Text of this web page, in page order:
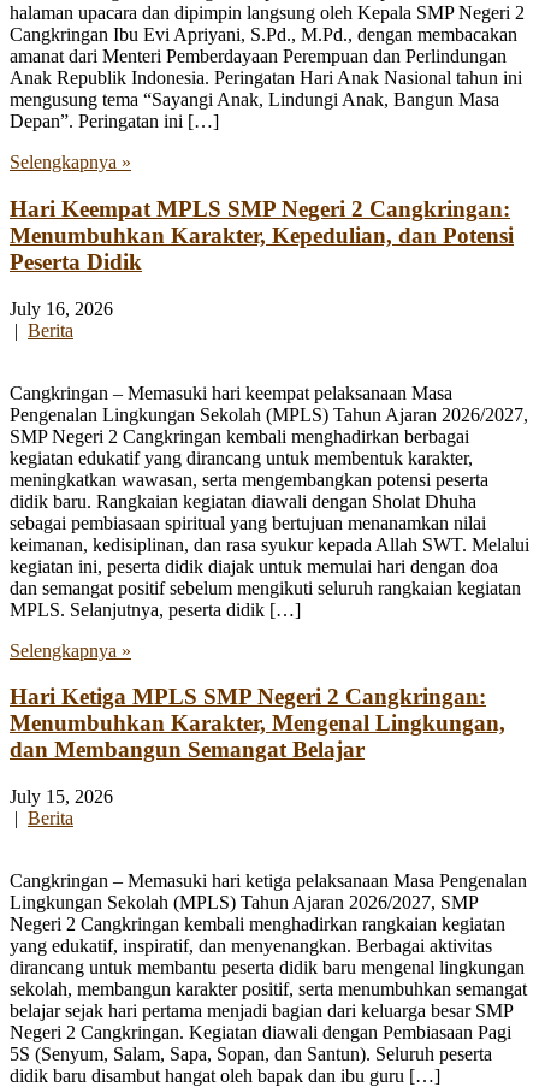
halaman upacara dan dipimpin langsung oleh Kepala SMP Negeri 2
Cangkringan Ibu Evi Apriyani, S.Pd., M.Pd., dengan membacakan
amanat dari Menteri Pemberdayaan Perempuan dan Perlindungan
Anak Republik Indonesia. Peringatan Hari Anak Nasional tahun ini
mengusung tema “Sayangi Anak, Lindungi Anak, Bangun Masa
Depan”. Peringatan ini […]
Selengkapnya »
Hari Keempat MPLS SMP Negeri 2 Cangkringan:
Menumbuhkan Karakter, Kepedulian, dan Potensi
Peserta Didik
July 16, 2026
| Berita
Cangkringan – Memasuki hari keempat pelaksanaan Masa
Pengenalan Lingkungan Sekolah (MPLS) Tahun Ajaran 2026/2027,
SMP Negeri 2 Cangkringan kembali menghadirkan berbagai
kegiatan edukatif yang dirancang untuk membentuk karakter,
meningkatkan wawasan, serta mengembangkan potensi peserta
didik baru. Rangkaian kegiatan diawali dengan Sholat Dhuha
sebagai pembiasaan spiritual yang bertujuan menanamkan nilai
keimanan, kedisiplinan, dan rasa syukur kepada Allah SWT. Melalui
kegiatan ini, peserta didik diajak untuk memulai hari dengan doa
dan semangat positif sebelum mengikuti seluruh rangkaian kegiatan
MPLS. Selanjutnya, peserta didik […]
Selengkapnya »
Hari Ketiga MPLS SMP Negeri 2 Cangkringan:
Menumbuhkan Karakter, Mengenal Lingkungan,
dan Membangun Semangat Belajar
July 15, 2026
| Berita
Cangkringan – Memasuki hari ketiga pelaksanaan Masa Pengenalan
Lingkungan Sekolah (MPLS) Tahun Ajaran 2026/2027, SMP
Negeri 2 Cangkringan kembali menghadirkan rangkaian kegiatan
yang edukatif, inspiratif, dan menyenangkan. Berbagai aktivitas
dirancang untuk membantu peserta didik baru mengenal lingkungan
sekolah, membangun karakter positif, serta menumbuhkan semangat
belajar sejak hari pertama menjadi bagian dari keluarga besar SMP
Negeri 2 Cangkringan. Kegiatan diawali dengan Pembiasaan Pagi
5S (Senyum, Salam, Sapa, Sopan, dan Santun). Seluruh peserta
didik baru disambut hangat oleh bapak dan ibu guru […]